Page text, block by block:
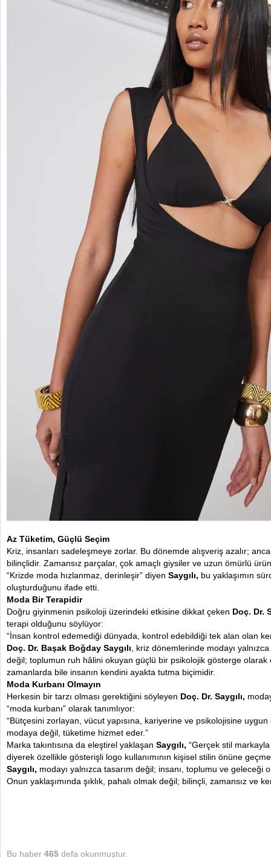
Az Tüketim, Güçlü Seçim
Kriz, insanları sadeleşmeye zorlar. Bu dönemde alışveriş azalır;
bilinçlidir. Zamansız parçalar, çok amaçlı giysiler ve uzun ömürlü
“Krizde moda hızlanmaz, derinleşir” diyen Saygılı, bu yaklaşımın
oluşturduğunu ifade etti.
Moda Bir Terapidir
Doğru giyinmenin psikoloji üzerindeki etkisine dikkat çeken Doç. Dr.
terapi olduğunu söylüyor:
“İnsan kontrol edemediği dünyada, kontrol edebildiği tek alan olan
Doç. Dr. Başak Boğday Saygılı , kriz dönemlerinde modayı
değil; toplumun ruh hâlini okuyan güçlü bir psikolojik gösterge olarak
zamanlarda bile insanın kendini ayakta tutma biçimidir.
Moda Kurbanı Olmayın
Herkesin bir tarzı olması gerektiğini söyleyen Doç. Dr. Saygılı,
“moda kurbanı” olarak tanımlıyor:
“Bütçesini zorlayan, vücut yapısına, kariyerine ve psikolojisine
modaya değil, tüketime hizmet eder.”
Marka takıntısına da eleştirel yaklaşan Saygılı, “Gerçek stil
diyerek özellikle gösterişli logo kullanımının kişisel stilin önüne
Saygılı, modayı yalnızca tasarım değil; insanı, toplumu ve geleceği
Onun yaklaşımında şıklık, pahalı olmak değil; bilinçli, zamansız ve
Bu haber 465 defa okunmuştur.